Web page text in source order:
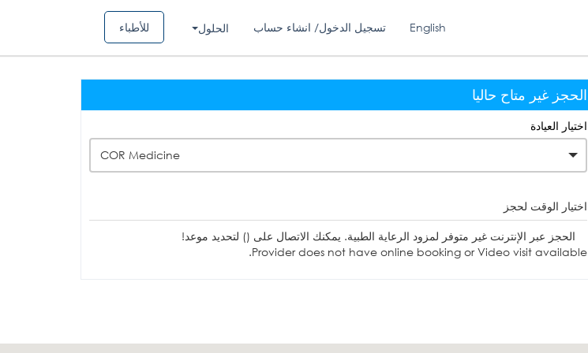
للأطباء الحلول تسجيل الدخول/ انشاء حساب English
الحجز غير متاح حاليا
اختيار العيادة
COR Medicine
اختيار الوقت لحجز
الحجز عبر الإنترنت غير متوفر لمزود الرعاية الطبية. يمكنك الاتصال على () لتحديد موعد!
Provider does not have online booking or Video visit available.